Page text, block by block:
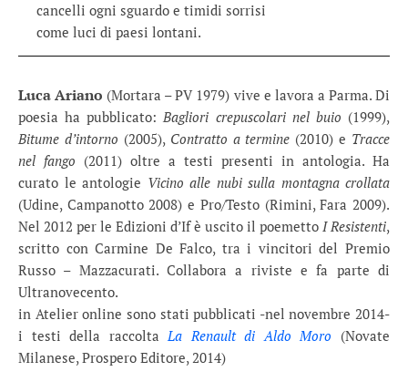
cancelli ogni sguardo e timidi sorrisi
come luci di paesi lontani.
Luca Ariano (Mortara – PV 1979) vive e lavora a Parma. Di
poesia ha pubblicato:Bagliori crepuscolari nel buio (1999),
Bitume d’intorno (2005), Contratto a termine (2010) e Tracce
nel fango (2011) oltre a testi presenti in antologia. Ha
curato le antologie Vicino alle nubi sulla montagna crollata
(Udine, Campanotto 2008) e Pro/Testo (Rimini, Fara 2009).
Nel 2012 per le Edizioni d’If è uscito il poemetto I Resistenti,
scritto con Carmine De Falco, tra i vincitori del Premio
Russo – Mazzacurati. Collabora a riviste e fa parte di
Ultranovecento.
in Atelier online sono stati pubblicati -nel novembre 2014-
i testi della raccoltaLa Renault di Aldo Moro (Novate
Milanese, Prospero Editore, 2014)